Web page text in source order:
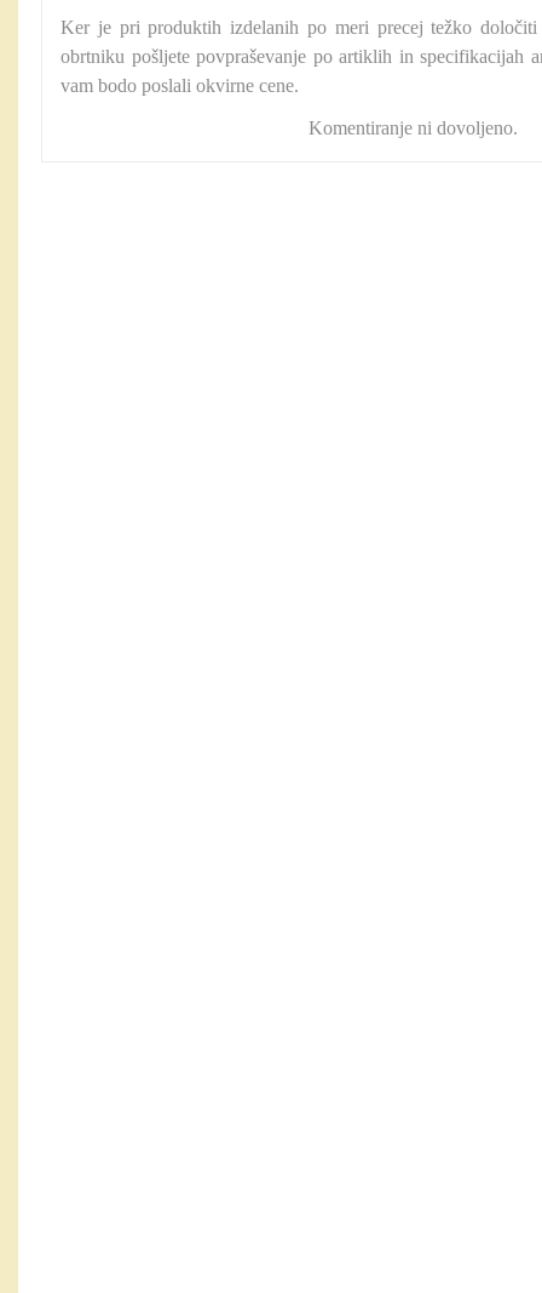
Ker je pri produktih izdelanih po meri precej težko
obrtniku pošljete povpraševanje po artiklih in specifikacijah
vam bodo poslali okvirne cene.
Komentiranje ni dovoljeno.